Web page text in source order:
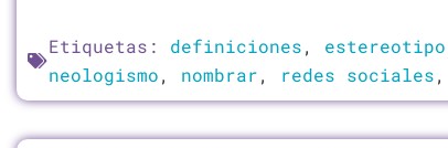
Etiquetas: definiciones, estereotipo
neologismo, nombrar, redes sociales,